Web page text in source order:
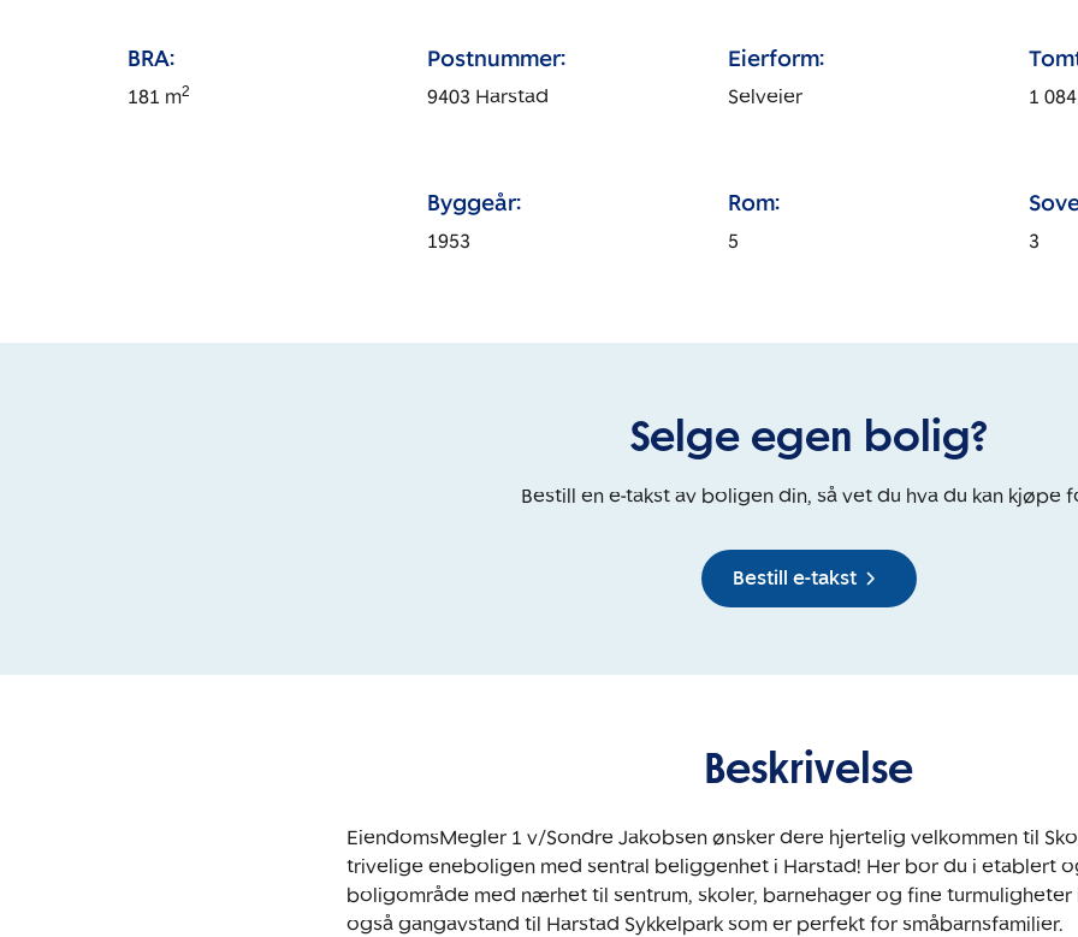
BRA:
181 m2
Postnummer:
9403 Harstad
Eierform:
Selveier 1 084
Byggeår:
1953
Rom:
5 3
Selge egen bolig?
Bestill en e-takst av boligen din, så vet du hva du kan kjøpe
Bestill e-takst
Beskrivelse
EiendomsMegler 1 v/Sondre Jakobsen ønsker dere hjertelig velkommen til
trivelige eneboligen med sentral beliggenhet i Harstad! Her bor du i etablert
boligområde med nærhet til sentrum, skoler, barnehager og fine turmuligheter
også gangavstand til Harstad Sykkelpark som er perfekt for småbarnsfamilier.